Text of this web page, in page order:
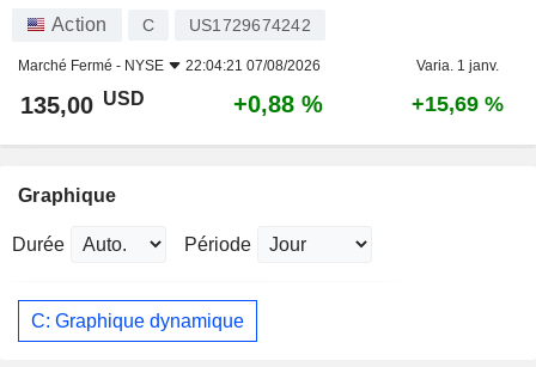
Action C US1729674242
Marché Fermé - NYSE 22:04:21 07/08/2026 Varia. 1 janv.
135,00 USD +0,88 % +15,69 %
Graphique
Durée Période
C: Graphique dynamique